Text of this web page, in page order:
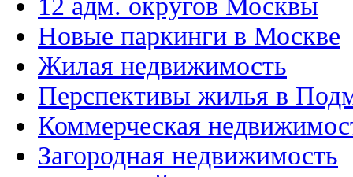
12 адм. округов Москвы
Новые паркинги в Москве
Жилая недвижимость
Перспективы жилья в
Коммерческая
Загородная недвижимость